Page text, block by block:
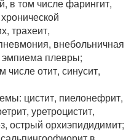
в том числе фарингит,
трахеит,
внебольничная
эмпиема плевры;
отит, синусит,
цистит, пиелонефрит,
уретроцистит,
острый орхиэпидидимит;